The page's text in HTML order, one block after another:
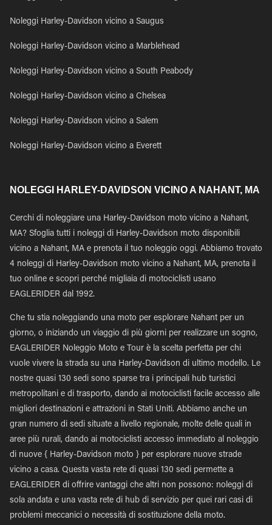
Noleggi Harley-Davidson vicino a Saugus
Noleggi Harley-Davidson vicino a Marblehead
Noleggi Harley-Davidson vicino a South Peabody
Noleggi Harley-Davidson vicino a Chelsea
Noleggi Harley-Davidson vicino a Salem
Noleggi Harley-Davidson vicino a Everett
NOLEGGI HARLEY-DAVIDSON VICINO A NAHANT, MA
Cerchi di noleggiare una Harley-Davidson moto vicino a Nahant,
MA? Sfoglia tutti i noleggi di Harley-Davidson moto disponibili
vicino a Nahant, MA e prenota il tuo noleggio oggi. Abbiamo trovato
4 noleggi di Harley-Davidson moto vicino a Nahant, MA, prenota il
tuo online e scopri perché migliaia di motociclisti usano
EAGLERIDER dal 1992.
Che tu stia noleggiando una moto per esplorare Nahant per un
giorno, o iniziando un viaggio di più giorni per realizzare un sogno,
EAGLERIDER Noleggio Moto e Tour è la scelta perfetta per chi
vuole vivere la strada su una Harley-Davidson di ultimo modello. Le
nostre quasi 130 sedi sono sparse tra i principali hub turistici
metropolitani e di trasporto, dando ai motociclisti facile accesso alle
migliori destinazioni e attrazioni in Stati Uniti. Abbiamo anche un
gran numero di sedi situate a livello regionale, molte delle quali in
aree più rurali, dando ai motociclisti accesso immediato al noleggio
di nuove { Harley-Davidson moto } per esplorare nuove strade
vicino a casa. Questa vasta rete di quasi 130 sedi permette a
EAGLERIDER di offrire vantaggi che altri non possono: noleggi di
sola andata e una vasta rete di hub di servizio per quei rari casi di
problemi meccanici o necessità di sostituzione della moto.